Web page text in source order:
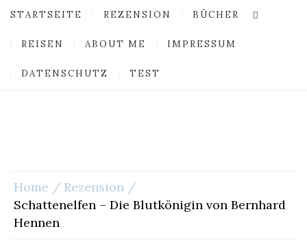
STARTSEITE REZENSION BÜCHER
REISEN ABOUT ME IMPRESSUM
DATENSCHUTZ TEST
Home
Rezension
Schattenelfen – Die Blutkönigin von Bernhard
Hennen